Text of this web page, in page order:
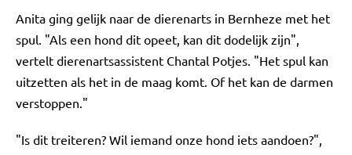
Anita ging gelijk naar de dierenarts in Bernheze met het
spul. "Als een hond dit opeet, kan dit dodelijk zijn",
vertelt dierenartsassistent Chantal Potjes. "Het spul kan
uitzetten als het in de maag komt. Of het kan de darmen
verstoppen."
"Is dit treiteren? Wil iemand onze hond iets aandoen?",